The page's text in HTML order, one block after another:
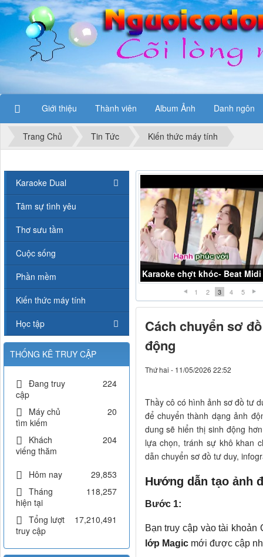
Giới thiệu Thành viên Album Ảnh Danh ngôn
Trang Chủ Tin Tức Kiến thức máy tính
Karaoke chợt khóc- Beat Midi
Karaoke Liều thuốc đắng -
1 2 3 4 5
Cách chuyển sơ
động
Thứ hai - 11/05/2026 22:52
Thầy cô có hình ảnh sơ đồ tư
để chuyển thành dạng ảnh
dung sẽ hiển thị sinh động
lựa chọn, tránh sự khô khan
dẫn chuyển sơ đồ tư duy,
Hướng dẫn tạo ảnh
Bước 1:
Bạn truy cập vào tài khoản
lớp Magicmới được cập
Karaoke Dual
Tâm sự tình yêu
Thơ sưu tầm
Cuộc sống
Phần mềm
Kiến thức máy tính
Học tập
THỐNG KÊ TRUY CẬP
Đang truy
cập
224
Máy chủ
tìm kiếm
20
Khách
viếng thăm
204
Hôm nay
29,853
Tháng
hiện tại
118,257
Tổng lượt
truy cập
17,210,491